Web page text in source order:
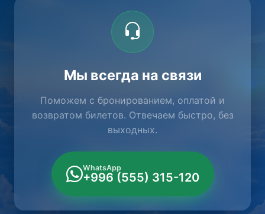
Мы всегда на связи
Поможем с бронированием, оплатой и
возвратом билетов. Отвечаем быстро, без
выходных.
WhatsApp
+996 (555) 315-120